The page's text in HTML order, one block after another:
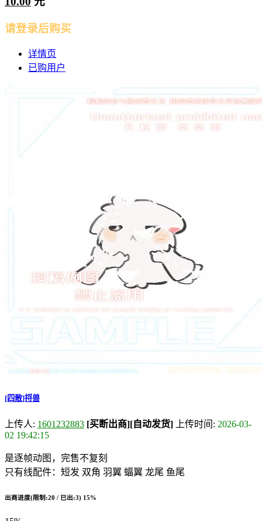
请登录后购买
详情页
已购用户
[四散]捋兽
上传人: 1601232883 [买断出商][自动发货] 上传时间: 2026-03-
02 19:42:15
是逐帧动图，完售不复刻
只有线配件：短发 双角 羽翼 蝠翼 龙尾 鱼尾
出商进度(限制:20 / 已出:3) 15%